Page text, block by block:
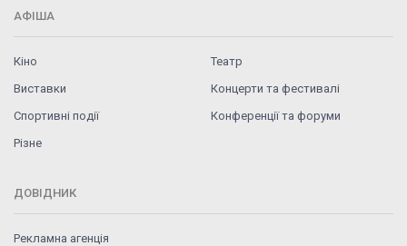
АФІША
Кіно
Театр
Виставки
Концерти та фестивалі
Спортивні події
Конференції та форуми
Різне
ДОВІДНИК
Рекламна агенція